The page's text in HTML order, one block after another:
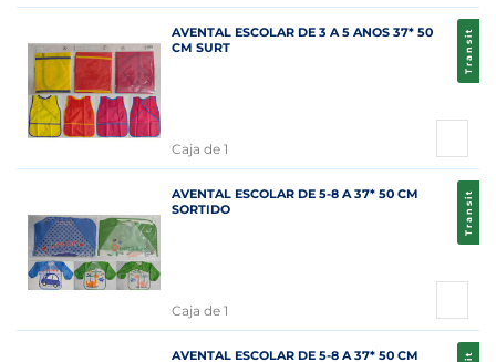
Transit
AVENTAL ESCOLAR DE 3 A 5 ANOS 37* 50
CM SURT
Caja de 1
Transit
AVENTAL ESCOLAR DE 5-8 A 37* 50 CM
SORTIDO
Caja de 1
AVENTAL ESCOLAR DE 5-8 A 37* 50 CM